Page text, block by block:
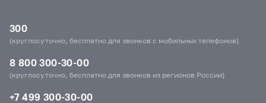
300
(круглосуточно, бесплатно для звонков с мобильных телефонов)
8 800 300-30-00
(круглосуточно, бесплатно для звонков из регионов России)
+7 499 300-30-00